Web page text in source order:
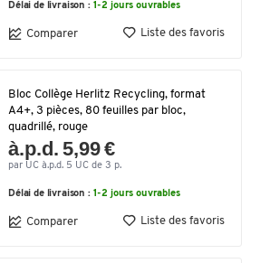
Délai de livraison : 1-2 jours ouvrables
Comparer Liste des favoris
Bloc Collège Herlitz Recycling, format
A4+, 3 pièces, 80 feuilles par bloc,
quadrillé, rouge
à.p.d. 5,99 €
par UC à.p.d. 5 UC de 3 p.
Délai de livraison : 1-2 jours ouvrables
Comparer Liste des favoris